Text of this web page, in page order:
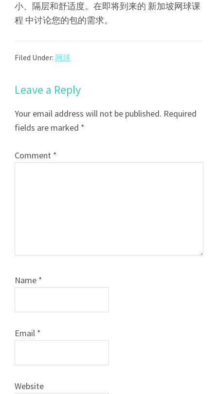
小、隔层和舒适度。在即将到来的 新加坡网球课
程 中讨论您的包的需求。
Filed Under: 网球
Leave a Reply
Your email address will not be published. Required
fields are marked *
Comment *
Name *
Email *
Website